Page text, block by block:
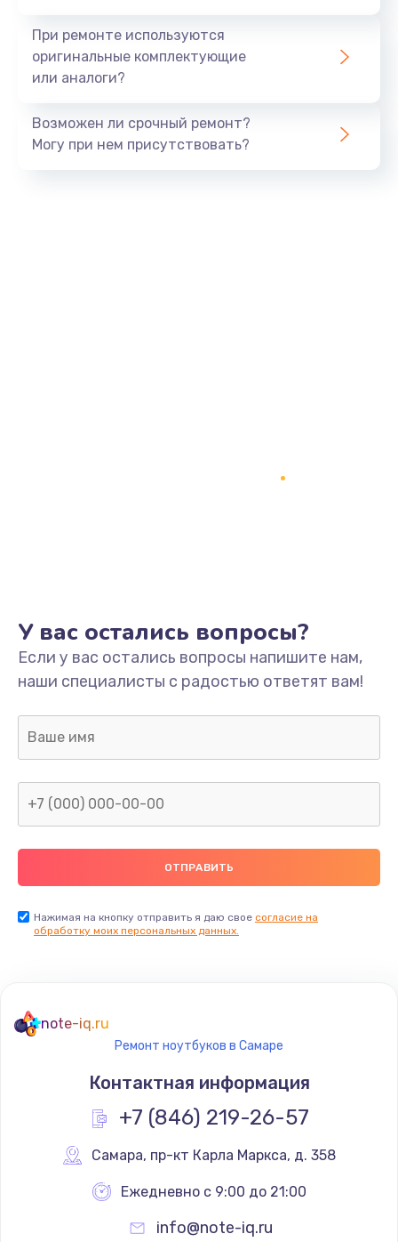
Заказать
1060 руб.
995 руб.
Заказать
Замена шлейфа матрицы
2600 руб.
Замена видеочипа
Ремонт разъема питания
745 руб.
Заказать
Замена видеокарты
1600 руб.
Заказать
Ремонт цепей питания
При ремонте используются
оригинальные комплектующие
или аналоги?
Возможен ли срочный ремонт?
Могу при нем присутствовать?
У вас остались вопросы?
Если у вас остались вопросы напишите нам,
наши специалисты с радостью ответят вам!
Нажимая на кнопку отправить я даю свое согласие на
обработку моих персональных данных.
note-iq.ru
Ремонт ноутбуков в Самаре
Контактная информация
+7 (846) 219-26-57
Самара, пр-кт Карла Маркса, д. 358
Ежедневно с 9:00 до 21:00
info@note-iq.ru